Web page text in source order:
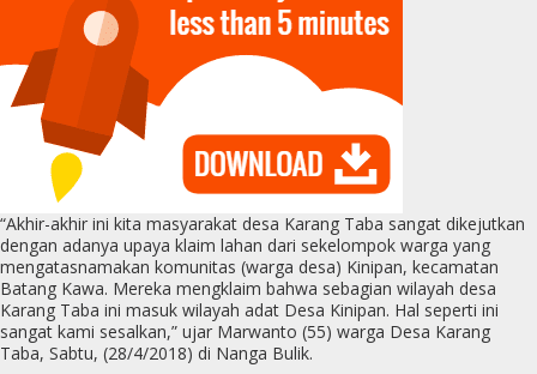
“Akhir-akhir ini kita masyarakat desa Karang Taba sangat dikejutkan
dengan adanya upaya klaim lahan dari sekelompok warga yang
mengatasnamakan komunitas (warga desa) Kinipan, kecamatan
Batang Kawa. Mereka mengklaim bahwa sebagian wilayah desa
Karang Taba ini masuk wilayah adat Desa Kinipan. Hal seperti ini
sangat kami sesalkan,” ujar Marwanto (55) warga Desa Karang
Taba, Sabtu, (28/4/2018) di Nanga Bulik.